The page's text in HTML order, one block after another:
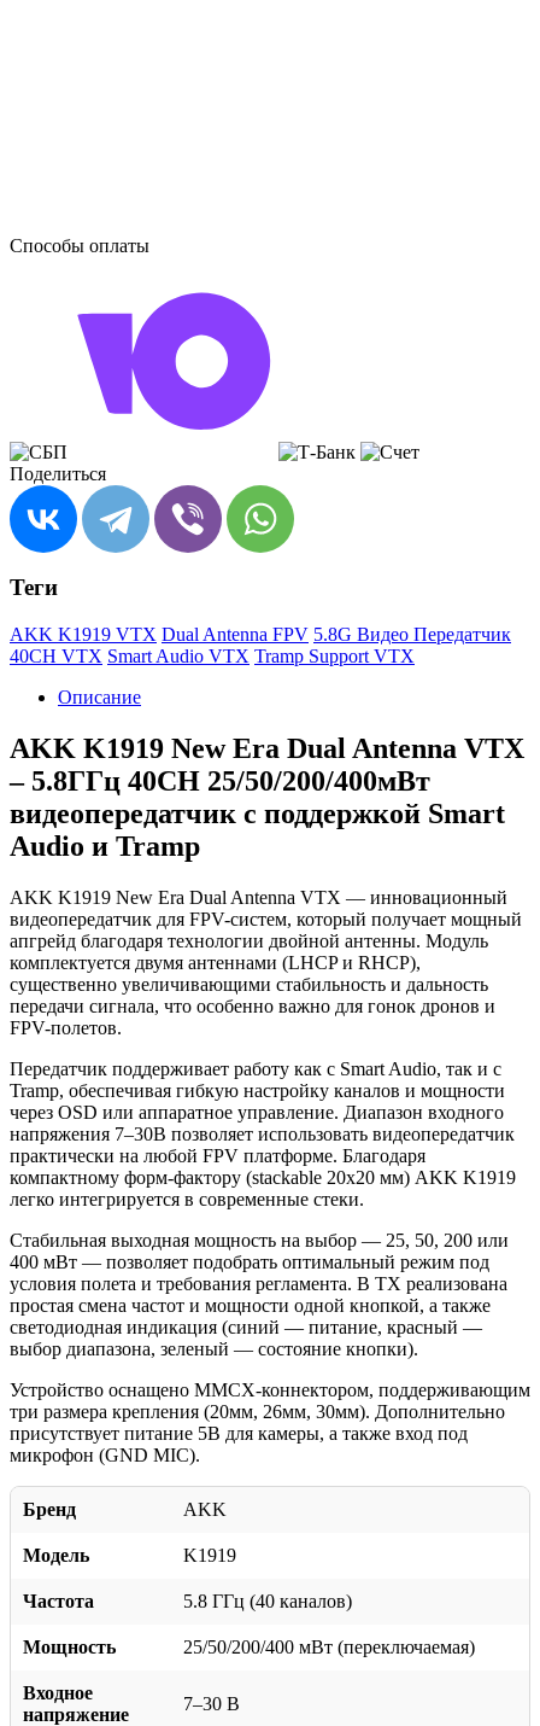
Способы оплаты
Поделиться
Теги
AKK K1919 VTX Dual Antenna FPV 5.8G Видео Передатчик
40CH VTX Smart Audio VTX Tramp Support VTX
Описание
AKK K1919 New Era Dual Antenna VTX
– 5.8ГГц 40CH 25/50/200/400мВт
видеопередатчик с поддержкой Smart
Audio и Tramp
AKK K1919 New Era Dual Antenna VTX — инновационный
видеопередатчик для FPV-систем, который получает мощный
апгрейд благодаря технологии двойной антенны. Модуль
комплектуется двумя антеннами (LHCP и RHCP),
существенно увеличивающими стабильность и дальность
передачи сигнала, что особенно важно для гонок дронов и
FPV-полетов.
Передатчик поддерживает работу как с Smart Audio, так и с
Tramp, обеспечивая гибкую настройку каналов и мощности
через OSD или аппаратное управление. Диапазон входного
напряжения 7–30В позволяет использовать видеопередатчик
практически на любой FPV платформе. Благодаря
компактному форм-фактору (stackable 20x20 мм) AKK K1919
легко интегрируется в современные стеки.
Стабильная выходная мощность на выбор — 25, 50, 200 или
400 мВт — позволяет подобрать оптимальный режим под
условия полета и требования регламента. В TX реализована
простая смена частот и мощности одной кнопкой, а также
светодиодная индикация (синий — питание, красный —
выбор диапазона, зеленый — состояние кнопки).
Устройство оснащено MMCX-коннектором, поддерживающим
три размера крепления (20мм, 26мм, 30мм). Дополнительно
присутствует питание 5В для камеры, а также вход под
микрофон (GND MIC).
Бренд AKK
Модель K1919
Частота 5.8 ГГц (40 каналов)
Мощность 25/50/200/400 мВт (переключаемая)
Входное
напряжение
7–30 В